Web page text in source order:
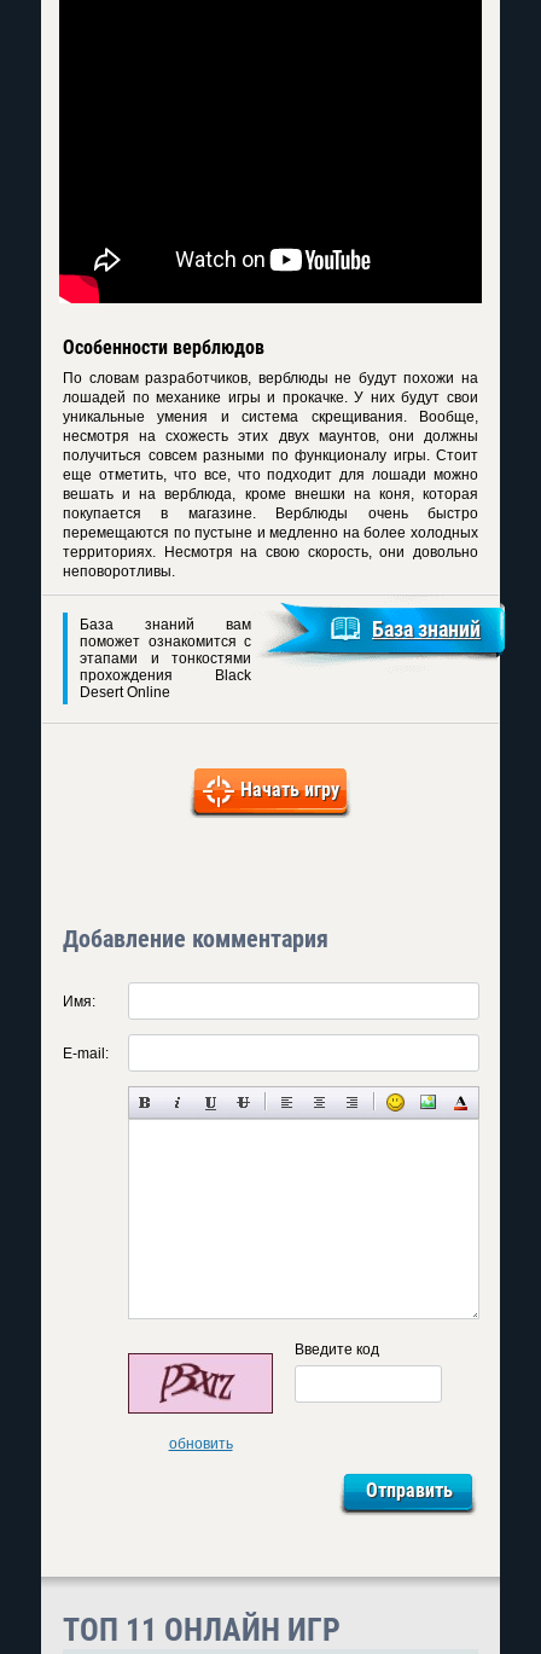
Особенности верблюдов
По словам разработчиков, верблюды не будут похожи на
лошадей по механике игры и прокачке. У них будут свои
уникальные умения и система скрещивания. Вообще,
несмотря на схожесть этих двух маунтов, они должны
получиться совсем разными по функционалу игры. Стоит
еще отметить, что все, что подходит для лошади можно
вешать и на верблюда, кроме внешки на коня, которая
покупается в магазине. Верблюды очень быстро
перемещаются по пустыне и медленно на более холодных
территориях. Несмотря на свою скорость, они довольно
неповоротливы.
База знаний вам
поможет ознакомится с
этапами и тонкостями
прохождения Black
Desert Online
База знаний
Начать игру
Добавление комментария
Имя:
E-mail:
обновить
Введите код
ТОП 11 ОНЛАЙН ИГР